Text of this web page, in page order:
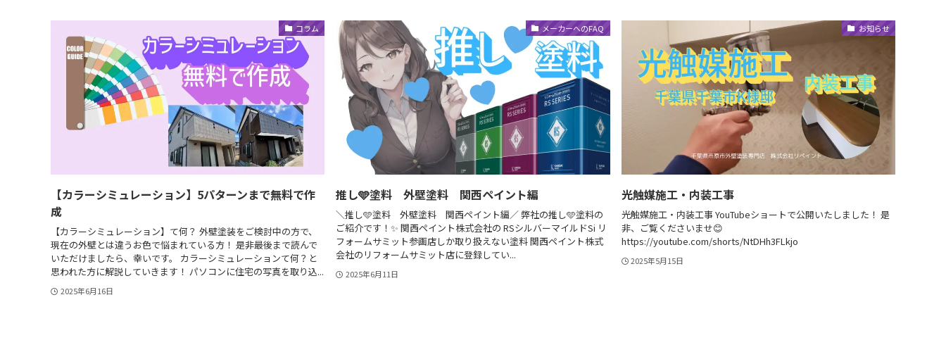
コラム
【カラーシミュレーション】5パターンまで無料で作
成
【カラーシミュレーション】て何？ 外壁塗装をご検討中の方で、
現在の外壁とは違うお色で悩まれている方！ 是非最後まで読んで
いただけましたら、幸いです。 カラーシミュレーションて何？と
思われた方に解説していきます！ パソコンに住宅の写真を取り込...
2025年6月16日
メーカーへのFAQ
推し🩵塗料 外壁塗料 関西ペイント編
＼推し🩵塗料 外壁塗料 関西ペイント編／ 弊社の推し🩵塗料の
ご紹介です！✨ 関西ペイント株式会社の RSシルバーマイルドSi リ
フォームサミット参画店しか取り扱えない塗料 関西ペイント株式
会社のリフォームサミット店に登録してい...
2025年6月11日
お知らせ
光触媒施工・内装工事
光触媒施工・内装工事 YouTubeショートで公開いたしました！ 是
非、ご覧くださいませ😊
https://youtube.com/shorts/NtDHh3FLkjo
2025年5月15日